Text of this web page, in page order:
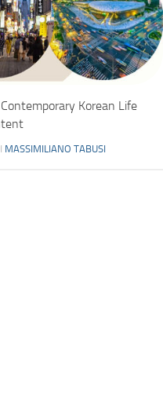
Korean Life
MASSIMILIANO TABUSI